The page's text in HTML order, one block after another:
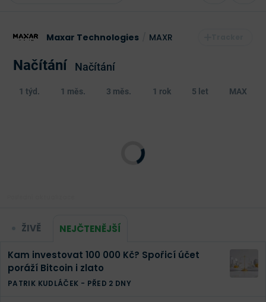
Maxar Technologies MAXR
Načítání Načítání
1 týd. 1 měs. 3 měs. 1 rok 5 let MAX
ŽIVĚ NEJČTENĚJŠÍ
Kam investovat 100 000 Kč? Spořicí účet
poráží Bitcoin i zlato
PATRIK KUDLÁČEK - PŘED 2 DNY